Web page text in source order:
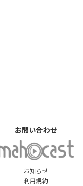
お知らせ
利用規約
お問い合わせ